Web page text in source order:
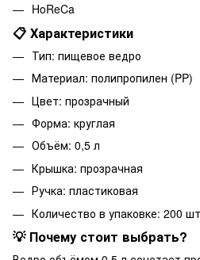
HoReCa
📋 Характеристики
Тип: пищевое ведро
Материал: полипропилен (PP)
Цвет: прозрачный
Форма: круглая
Объём: 0,5 л
Крышка: прозрачная
Ручка: пластиковая
Количество в упаковке: 200 шт
💡 Почему стоит выбрать?